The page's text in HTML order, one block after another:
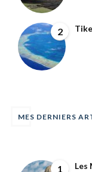
2
MES DERNIERS
1 Les